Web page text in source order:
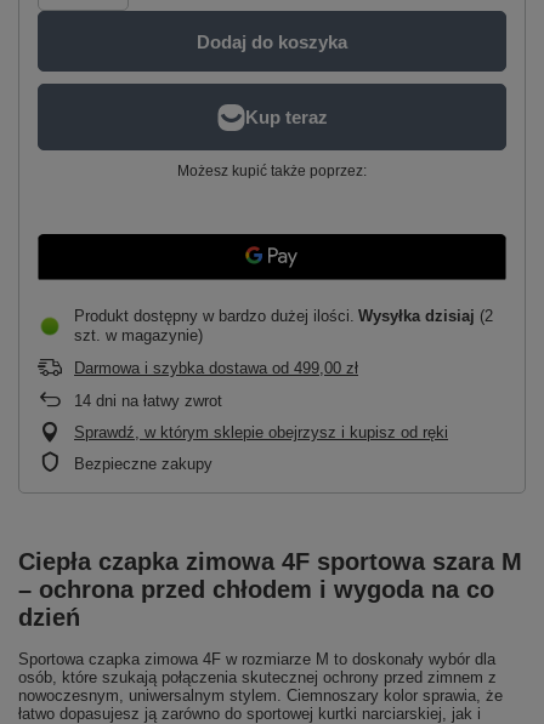
Dodaj do koszyka
Możesz kupić także poprzez:
Produkt dostępny w bardzo dużej ilości Wysyłka dzisiaj (2
szt. w magazynie)
Darmowa i szybka dostawa od 499,00 zł
14 dni na łatwy zwrot
Sprawdź, w którym sklepie obejrzysz i kupisz od ręki
Bezpieczne zakupy
Ciepła czapka zimowa 4F sportowa szara M
– ochrona przed chłodem i wygoda na co
dzień
Sportowa czapka zimowa 4F w rozmiarze M to doskonały wybór dla
osób, które szukają połączenia skutecznej ochrony przed zimnem z
nowoczesnym, uniwersalnym stylem. Ciemnoszary kolor sprawia, że
łatwo dopasujesz ją zarówno do sportowej kurtki narciarskiej, jak i